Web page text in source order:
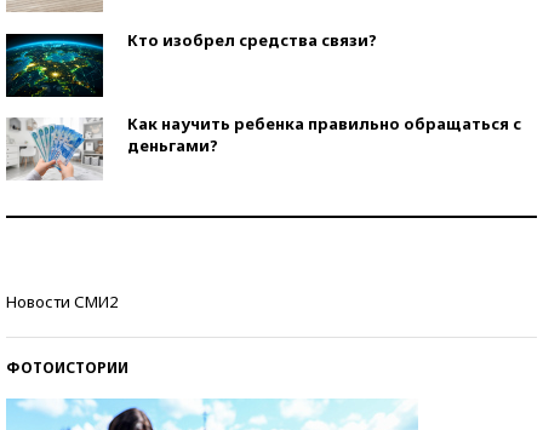
Кто изобрел средства связи?
Как научить ребенка правильно обращаться с
деньгами?
Новости СМИ2
ФОТОИСТОРИИ